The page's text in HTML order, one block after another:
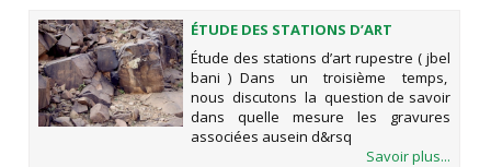
ÉTUDE DES STATIONS D’ART
RUPESTRE ( JBEL BANI )
Étude des stations d’art rupestre ( jbel
bani ) Dans un troisième temps,
nous discutons la question de savoir
dans quelle mesure les gravures
associées ausein d&rsq
Savoir plus...